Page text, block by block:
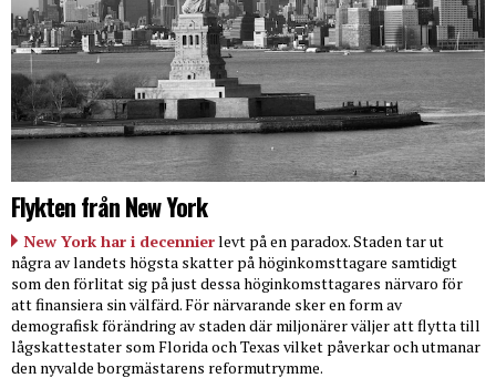
Flykten från New York
New York har i decennierlevt på en paradox. Staden tar ut
några av landets högsta skatter på höginkomsttagare samtidigt
som den förlitat sig på just dessa höginkomsttagares närvaro för
att finansiera sin välfärd. För närvarande sker en form av
demografisk förändring av staden där miljonärer väljer att flytta till
lågskattestater som Florida och Texas vilket påverkar och utmanar
den nyvalde borgmästarens reformutrymme.